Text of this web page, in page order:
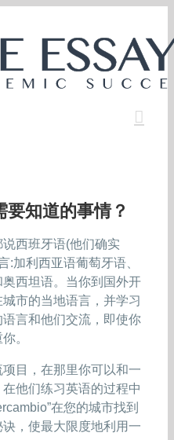
知道的事情？
西班牙语(他们确实
:加利西亚语葡萄牙语、
西坦语。当你到国外开
市的当地语言，并学习
言和他们交流，即使你
。
目，在那里你可以和一
他们练习英语的过程中
在您的城市找到
，使最大限度地利用一